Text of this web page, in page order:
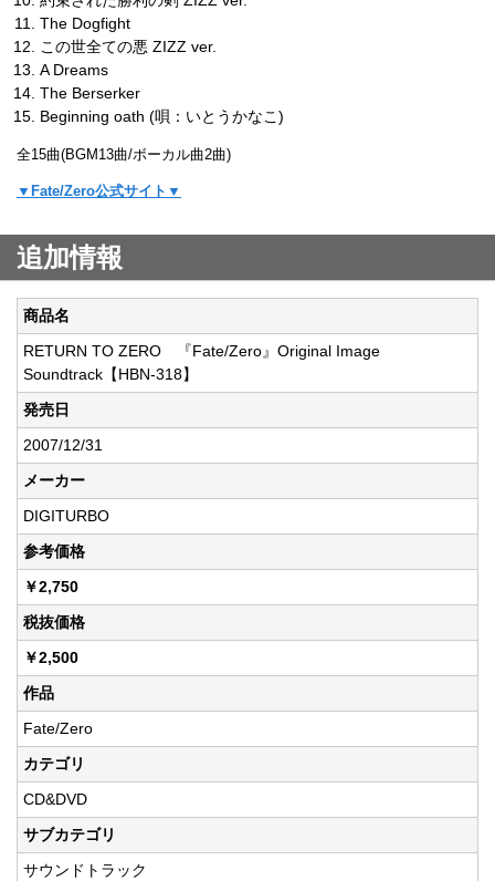
The Dogfight
この世全ての悪 ZIZZ ver.
A Dreams
The Berserker
Beginning oath (唄：いとうかなこ)
全15曲(BGM13曲/ボーカル曲2曲)
▼Fate/Zero公式サイト▼
追加情報
商品名
RETURN TO ZERO 『Fate/Zero』Original Image
Soundtrack【HBN-318】
発売日
2007/12/31
メーカー
DIGITURBO
参考価格
￥2,750
税抜価格
￥2,500
作品
Fate/Zero
カテゴリ
CD&DVD
サブカテゴリ
サウンドトラック